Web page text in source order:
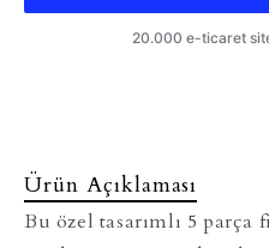
Ürün Açıklaması
Bu özel tasarımlı 5 parça